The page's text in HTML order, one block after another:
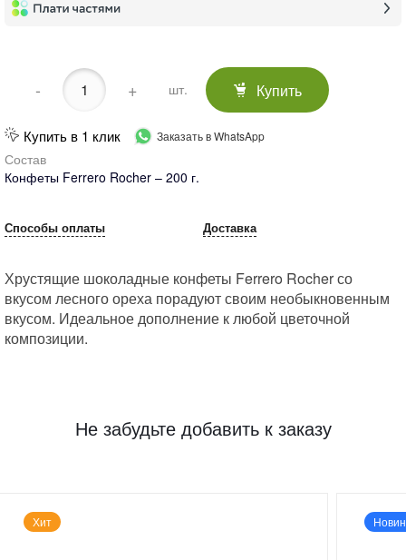
- + шт. Купить
Купить в 1 клик Заказать в WhatsApp
Состав
Конфеты Ferrero Rocher – 200 г.
Способы оплаты Доставка
Хрустящие шоколадные конфеты Ferrero Rocher со
вкусом лесного ореха порадуют своим необыкновенным
вкусом. Идеальное дополнение к любой цветочной
композиции.
Не забудьте добавить к заказу
Хит